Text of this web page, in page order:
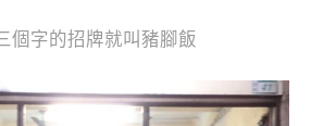
個字的招牌就叫豬腳飯